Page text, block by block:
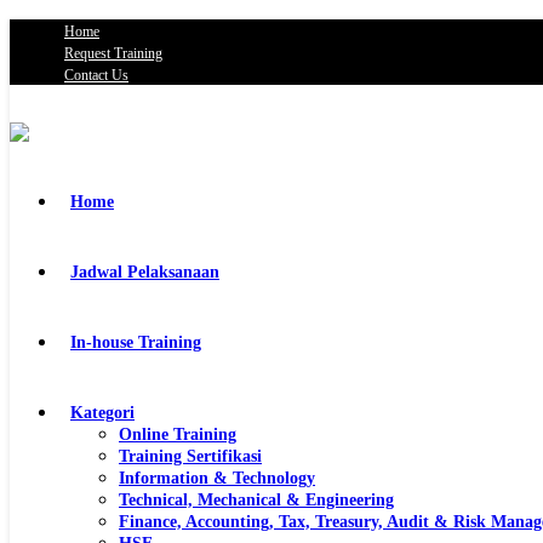
Home
Request Training
Contact Us
Home
Jadwal Pelaksanaan
In-house Training
Kategori
Online Training
Training Sertifikasi
Information & Technology
Technical, Mechanical & Engineering
Finance, Accounting, Tax, Treasury, Audit & Risk